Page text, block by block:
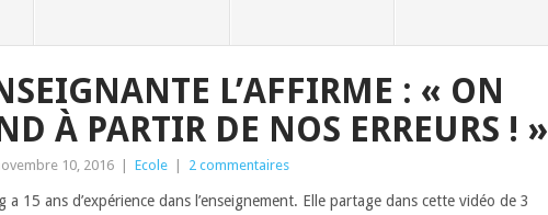
L’AFFIRME : « ON
À PARTIR DE NOS ERREURS ! »
10, 2016 Ecole 2 commentaires
a 15 ans d’expérience dans l’enseignement. Elle partage dans cette vidéo de 3